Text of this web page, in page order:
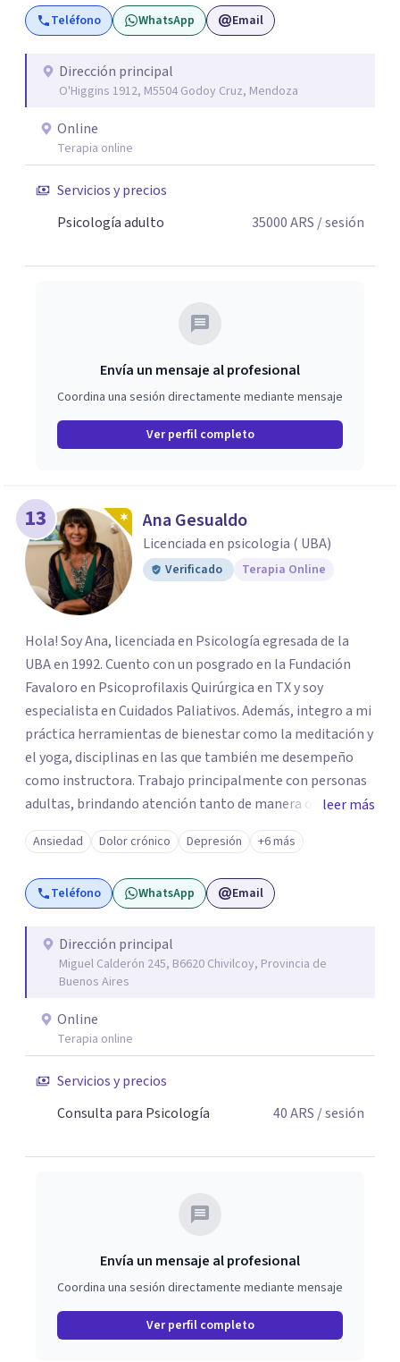
duelo y terapia analítico-existencial Creo en la fuerza del
transformar relaciones (la primera relación es con
nosotros mismos). Como persona y terapeuta, encuentro
que las emociones no se "corrigen": se escuchan, se
abrazan y se ordenan. Por eso mi forma de trabajar
combina técnica, claridad y empatia. Si algo de lo que
proceso de cambio.
Teléfono WhatsApp Email
Dirección principal
O'Higgins 1912, M5504 Godoy Cruz, Mendoza
Online
Terapia online
Servicios y precios
Psicología adulto
35000ARS / sesión
Envía un mensaje al profesional
Coordina una sesión directamente mediante mensaje
Ver perfil completo
13 Ana Gesualdo
Licenciada en psicologia ( UBA)
Verificado Terapia Online
Hola! Soy Ana, licenciada en Psicología egresada de la
UBA en 1992. Cuento con un posgrado en la Fundación
Favaloro en Psicoprofilaxis Quirúrgica en TX y soy
especialista en Cuidados Paliativos. Además, integro a mi
práctica herramientas de bienestar como la meditación y
el yoga, disciplinas en las que también me desempeño
como instructora. Trabajo principalmente con personas
adultas, brindando atención tanto de manera online
como en el consultorio, adaptándome a las necesidades
de cada paciente. Acompaño procesos vinculados a la
ansiedad, la depresión, el estrés, el duelo, el dolor crónico
y distintos momentos vitales que requieren contención,
leer más
Ansiedad Dolor crónico Depresión +6 más
Teléfono WhatsApp Email
Dirección principal
Miguel Calderón 245, B6620 Chivilcoy, Provincia de
Buenos Aires
Online
Terapia online
Servicios y precios
Consulta para Psicología
40ARS / sesión
Envía un mensaje al profesional
Coordina una sesión directamente mediante mensaje
Ver perfil completo